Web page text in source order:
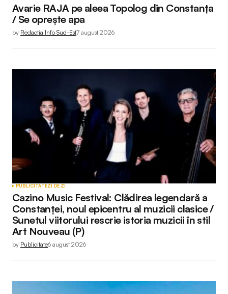
Avarie RAJA pe aleea Topolog din Constanța
/ Se oprește apa
by Redactia Info Sud-Est7 august 2026
PUBLICITATEZI DE ZI
Cazino Music Festival: Clădirea legendară a
Constanței, noul epicentru al muzicii clasice /
Sunetul viitorului rescrie istoria muzicii în stil
Art Nouveau (P)
by Publicitate6 august 2026